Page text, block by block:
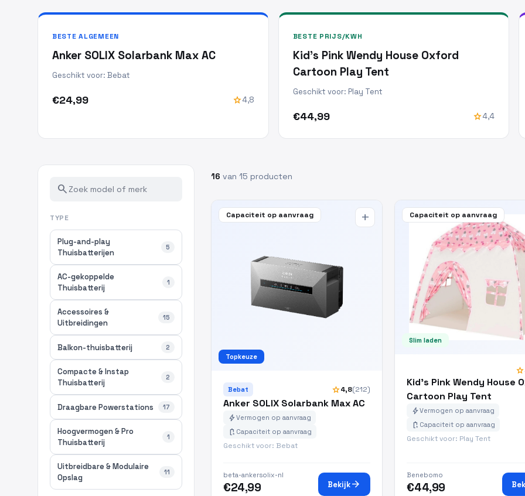
BESTE ALGEMEEN
Anker SOLIX Solarbank Max AC
Geschikt voor: Bebat
€24,99 star4,8
BESTE PRIJS/KWH
Kid's Pink Wendy House Oxford
Cartoon Play Tent
Geschikt voor: Play Tent
€44,99 star4,4
search
TYPE
Plug-and-play
Thuisbatterijen
5
AC-gekoppelde
Thuisbatterij
1
Accessoires &
Uitbreidingen
15
Balkon-thuisbatterij 2
Compacte & Instap
Thuisbatterij
2
Draagbare Powerstations 17
Hoogvermogen & Pro
Thuisbatterij
1
Uitbreidbare & Modulaire
Opslag
11
16 van 15 producten
Capaciteit op aanvraag
Topkeuze
add
Bebat star4,8(212)
Anker SOLIX Solarbank Max AC
boltVermogen op aanvraag
battery_charging_full Capaciteit op aanvraag
Geschikt voor: Bebat
beta-ankersolix-nl
€24,99 Bekijkarrow_forward
Capaciteit op aanvraag
Slim laden
star
Kid's Pink Wendy House
Cartoon Play Tent
boltVermogen op aanvraag
battery_charging_full Capaciteit op aanvraag
Geschikt voor: Play Tent
Benebomo
€44,99